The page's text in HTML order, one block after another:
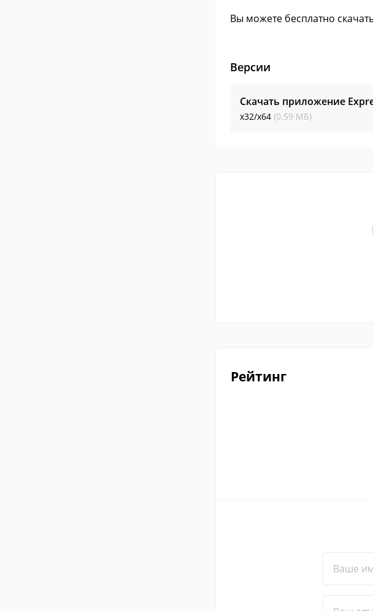
Вы можете бесплатно
Версии
Скачать приложение
x32/x64 (0.59 МБ)
Рейтинг
Ваше